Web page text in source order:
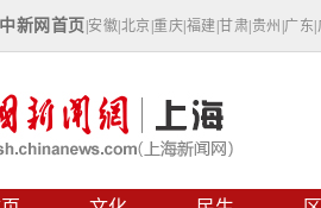
中新网首页 安徽 北京 |重庆 福建 |甘肃 贵州 广东